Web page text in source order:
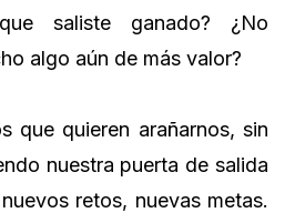
saliste ganado? ¿No
algo aún de más valor?
que quieren arañarnos, sin
nuestra puerta de salida
retos, nuevas metas.